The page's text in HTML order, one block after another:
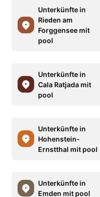
Unterkünfte in
Rieden am
Forggensee mit
pool
Unterkünfte in
Cala Ratjada mit
pool
Unterkünfte in
Hohenstein-
Ernstthal mit pool
Unterkünfte in
Emden mit pool